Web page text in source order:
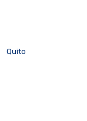
Quito